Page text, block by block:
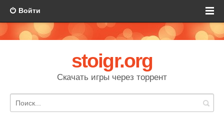
Войти
stoigr.org
Скачать игры через торрент